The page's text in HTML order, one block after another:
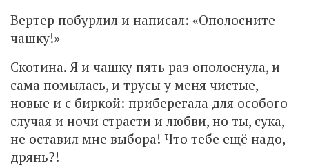
Вертер побурлил и написал: «Ополосните
чашку!»
Скотина. Я и чашку пять раз ополоснула, и
сама помылась, и трусы у меня чистые,
новые и с биркой: приберегала для особого
случая и ночи страсти и любви, но ты, сука,
не оставил мне выбора! Что тебе ещё надо,
дрянь?!